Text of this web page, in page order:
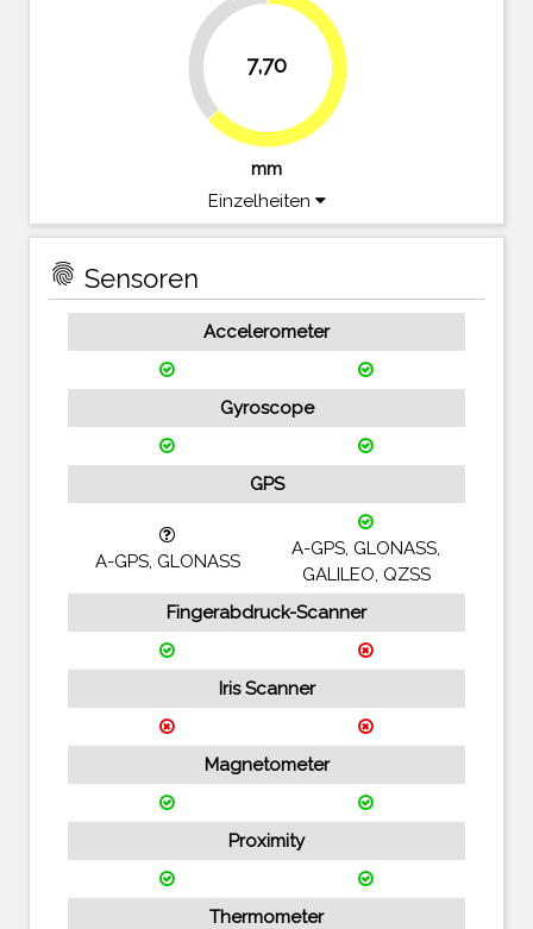
7,70
36.4%
63.6%
mm
Einzelheiten
fingerprint Sensoren
Accelerometer
Gyroscope
GPS
A-GPS, GLONASS
A-GPS, GLONASS,
GALILEO, QZSS
Fingerabdruck-Scanner
Iris Scanner
Magnetometer
Proximity
Thermometer